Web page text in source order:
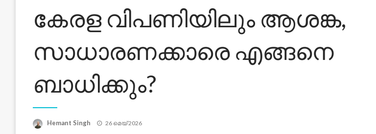
കേരള വിപണിയിലും ആശങ്ക,
സാധാരണക്കാരെ എങ്ങനെ
ബാധിക്കും?
Hemant Singh
Posted
26 മെയ്‌ 2026